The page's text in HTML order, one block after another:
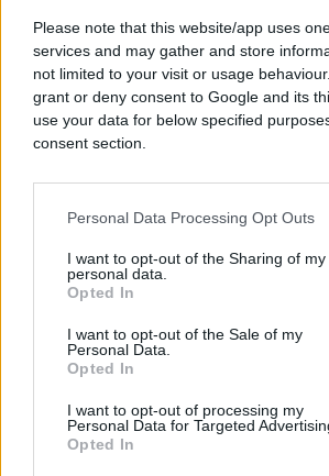
Please note that this website/app uses
services and may gather and store
not limited to your visit or usage
grant or deny consent to Google and its
use your data for below specified
consent section.
Personal Data Processing Opt Outs
I want to opt-out of the Sharing of my
personal data.
Opted In
I want to opt-out of the Sale of my
Personal Data.
Opted In
I want to opt-out of processing my
Personal Data for Targeted
Opted In
#Zub #čuvanje